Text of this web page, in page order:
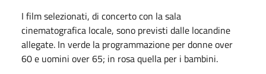
I film selezionati, di concerto con la sala
cinematografica locale, sono previsti dalle locandine
allegate. In verde la programmazione per donne over
60 e uomini over 65; in rosa quella per i bambini.